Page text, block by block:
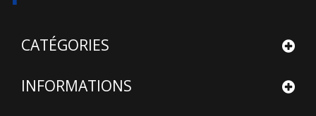
CATÉGORIES
INFORMATIONS